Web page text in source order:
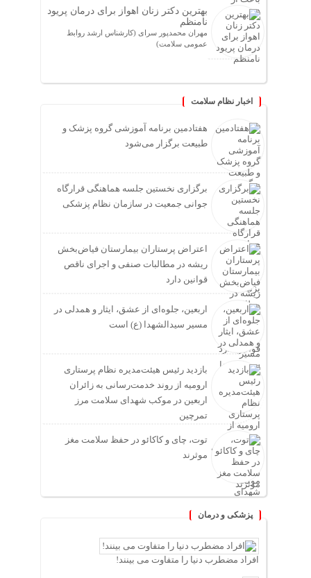
بهترین دکتر زنان اهواز برای درمان پریود
نامنظم
مهران محمدپور سرای (کارشناس ارشد روابط
عمومی سلامت)
اخبار نظام سلامت
هفتادمین برنامه آموزشی گروه پزشک و
طبیعت برگزار می‌شود
برگزاری نخستین جلسه هماهنگی قرارگاه
جوانی جمعیت در سازمان نظام پزشکی
اعتراض پرستاران بیمارستان فیاض‌بخش
ریشه در مطالبات صنفی و اجرای ناقص
قوانین دارد
اربعین، جلوه‌ای از عشق، ایثار و همدلی در
مسیر سیدالشهدا (ع) است
بازدید رئیس هیئت‌مدیره نظام پرستاری
ارومیه از روند خدمت‌رسانی به زائران
اربعین در موکب شهدای سلامت مرز
تمرچین
توت، چای و کاکائو در حفظ سلامت مغز
موثرند
پزشکی و درمان
افراد مضطرب دنیا را متفاوت می بینند!